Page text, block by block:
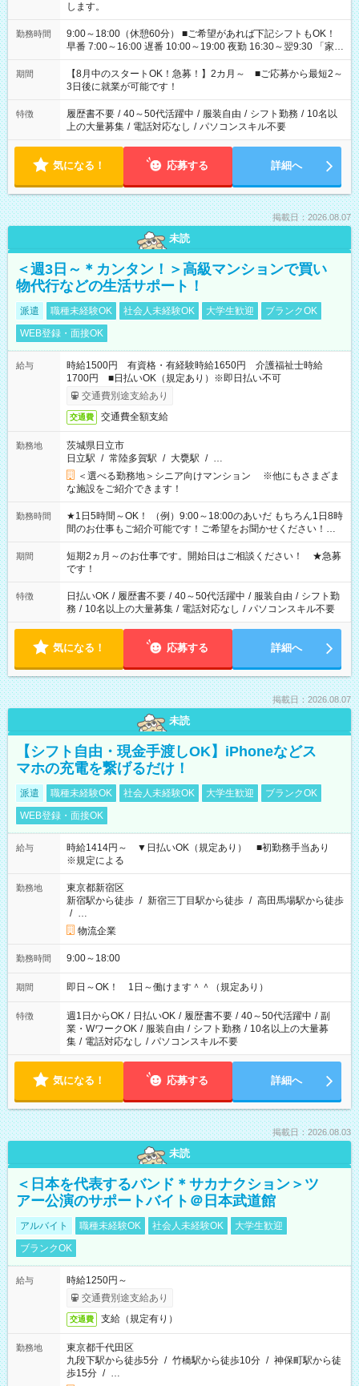
します。
勤務時間
9:00～18:00（休憩60分） ■ご希望があれば下記シフトもOK！
早番 7:00～16:00 遅番 10:00～19:00 夜勤 16:30～翌9:30 「家族
と休みを合わせたい」 「余裕を持って夕飯の準備がしたい」
「できれば残業はしたくない」 など、ご希望を教えてください
ね。 ※Wワーク希望の方へ 今ご覧のお仕事で希望する勤務時間
と、もう1つのお仕事の勤務時間。 合計で週40時間を超える場
合は応募できません。
期間
【8月中のスタートOK！急募！】2カ月～ ■ご応募から最短2～
3日後に就業が可能です！
特徴 履歴書不要 / 40～50代活躍中 / 服装自由 / シフト勤務 / 10名以
上の大量募集 / 電話対応なし / パソコンスキル不要
気になる！ 応募する 詳細へ
掲載日：2026.08.07
未読
＜週3日～＊カンタン！＞高級マンションで買い
物代行などの生活サポート！
派遣 職種未経験OK 社会人未経験OK 大学生歓迎
ブランクOK
WEB登録・面接OK
給与
時給1500円 有資格・有経験時給1650円 介護福祉士時給
1700円 ■日払いOK（規定あり）※即日払い不可
交通費別途支給あり
交通費 交通費全額支給
勤務地
茨城県日立市
日立駅 / 常陸多賀駅 / 大甕駅 / …
＜選べる勤務地＞シニア向けマンション ※他にもさまざま
な施設をご紹介できます！
勤務時間
★1日5時間～OK！ （例）9:00～18:00のあいだ もちろん1日8時
間のお仕事もご紹介可能です！ご希望をお聞かせください！★
家庭の都合でお休みが必要な場合も遠慮なくご相談ください。
※週最低15時間以上の勤務が必要です
期間
短期2ヵ月～のお仕事です。開始日はご相談ください！ ★急募
です！
特徴 日払いOK / 履歴書不要 / 40～50代活躍中 / 服装自由 / シフト勤
務 / 10名以上の大量募集 / 電話対応なし / パソコンスキル不要
気になる！ 応募する 詳細へ
掲載日：2026.08.07
未読
【シフト自由・現金手渡しOK】iPhoneなどス
マホの充電を繋げるだけ！
派遣 職種未経験OK 社会人未経験OK 大学生歓迎
ブランクOK
WEB登録・面接OK
給与
時給1414円～ ▼日払いOK（規定あり） ■初勤務手当あり
※規定による
勤務地
東京都新宿区
新宿駅から徒歩 / 新宿三丁目駅から徒歩 / 高田馬場駅から徒歩
/ …
物流企業
勤務時間 9:00～18:00
期間 即日～OK！ 1日～働けます＾＾（規定あり）
特徴 週1日からOK / 日払いOK / 履歴書不要 / 40～50代活躍中 / 副
業・WワークOK / 服装自由 / シフト勤務 / 10名以上の大量募
集 / 電話対応なし / パソコンスキル不要
気になる！ 応募する 詳細へ
掲載日：2026.08.03
未読
＜日本を代表するバンド＊サカナクション＞ツ
アー公演のサポートバイト＠日本武道館
アルバイト 職種未経験OK 社会人未経験OK
大学生歓迎
ブランクOK
給与
時給1250円～
交通費別途支給あり
交通費 支給（規定有り）
勤務地
東京都千代田区
九段下駅から徒歩5分 / 竹橋駅から徒歩10分 / 神保町駅から徒
歩15分 / …